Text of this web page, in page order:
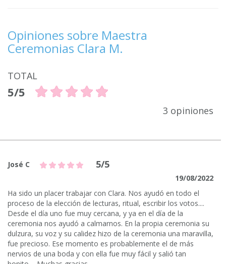
Opiniones sobre Maestra
Ceremonias Clara M.
TOTAL
5/5
3 opiniones
José C 5/5
19/08/2022
Ha sido un placer trabajar con Clara. Nos ayudó en todo el
proceso de la elección de lecturas, ritual, escribir los votos....
Desde el día uno fue muy cercana, y ya en el día de la
ceremonia nos ayudó a calmarnos. En la propia ceremonia su
dulzura, su voz y su calidez hizo de la ceremonia una maravilla,
fue precioso. Ese momento es probablemente el de más
nervios de una boda y con ella fue muy fácil y salió tan